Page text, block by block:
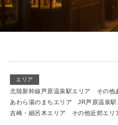
エリア
北陸新幹線芦原温泉駅エリア
その他
あわら湯のまちエリア
JR芦原温泉駅
吉崎・細呂木エリア
その他近郊エリ